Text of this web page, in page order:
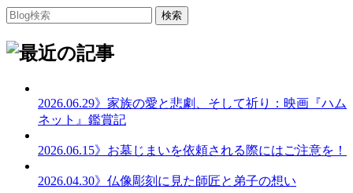
2026.06.29》家族の愛と悲劇、そして祈り：映画『ハム
ネット』鑑賞記
2026.06.15》お墓じまいを依頼される際にはご注意を！
2026.04.30》仏像彫刻に見た師匠と弟子の想い